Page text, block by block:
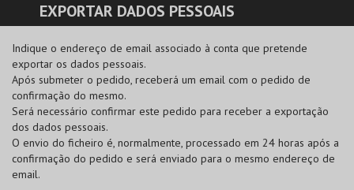
CARTÕES
PRODUTOS
EXPORTAR DADOS PESSOAIS
Indique o endereço de email associado à conta que pretende
exportar os dados pessoais.
Após submeter o pedido, receberá um email com o pedido de
confirmação do mesmo.
Será necessário confirmar este pedido para receber a exportação
dos dados pessoais.
O envio do ficheiro é, normalmente, processado em 24 horas após a
confirmação do pedido e será enviado para o mesmo endereço de
email.